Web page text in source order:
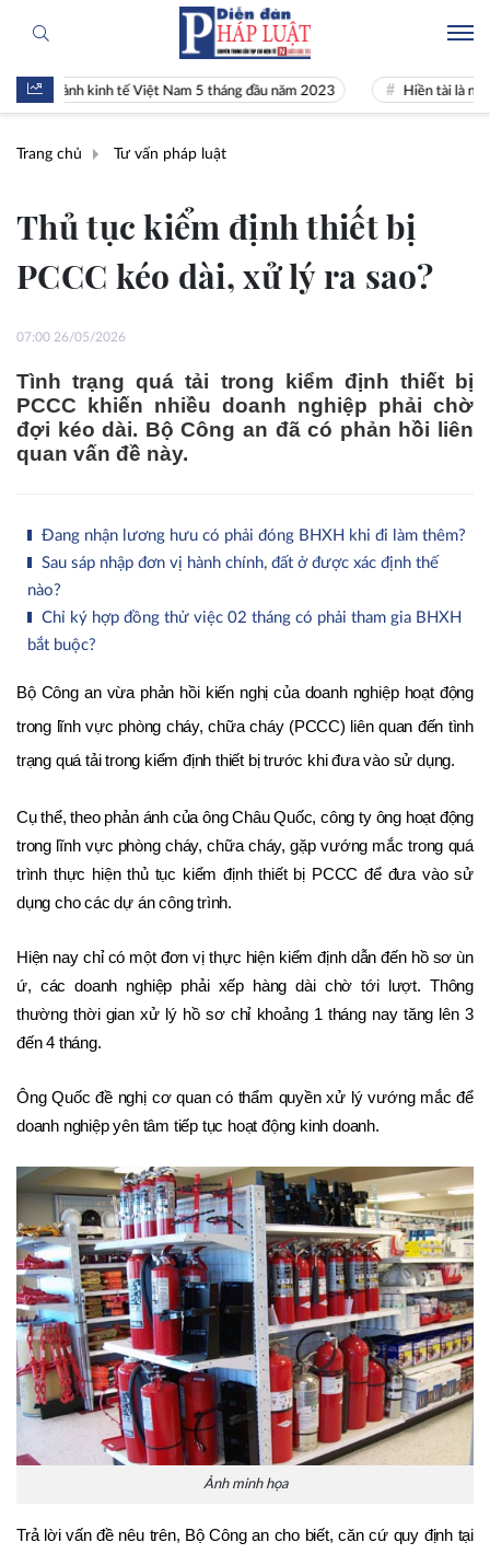
kinh tế Việt Nam 5 tháng đầu năm 2023 Hiền tài là nguyên khí
Trang chủ Tư vấn pháp luật
Thủ tục kiểm định thiết bị
PCCC kéo dài, xử lý ra sao?
07:00 26/05/2026
Tình trạng quá tải trong kiểm định thiết bị
PCCC khiến nhiều doanh nghiệp phải chờ
đợi kéo dài. Bộ Công an đã có phản hồi liên
quan vấn đề này.
Đang nhận lương hưu có phải đóng BHXH khi đi làm thêm?
Sau sáp nhập đơn vị hành chính, đất ở được xác định thế
nào?
Chỉ ký hợp đồng thử việc 02 tháng có phải tham gia BHXH
bắt buộc?
Bộ Công an vừa phản hồi kiến nghị của doanh nghiệp hoạt động
trong lĩnh vực phòng cháy, chữa cháy (PCCC) liên quan đến tình
trạng quá tải trong kiểm định thiết bị trước khi đưa vào sử dụng.
Cụ thể, theo phản ánh của ông Châu Quốc, công ty ông hoạt động
trong lĩnh vực phòng cháy, chữa cháy, gặp vướng mắc trong quá
trình thực hiện thủ tục kiểm định thiết bị PCCC để đưa vào sử
dụng cho các dự án công trình.
Hiện nay chỉ có một đơn vị thực hiện kiểm định dẫn đến hồ sơ ùn
ứ, các doanh nghiệp phải xếp hàng dài chờ tới lượt. Thông
thường thời gian xử lý hồ sơ chỉ khoảng 1 tháng nay tăng lên 3
đến 4 tháng.
Ông Quốc đề nghị cơ quan có thẩm quyền xử lý vướng mắc để
doanh nghiệp yên tâm tiếp tục hoạt động kinh doanh.
Ảnh minh họa
Trả lời vấn đề nêu trên, Bộ Công an cho biết, căn cứ quy định tại